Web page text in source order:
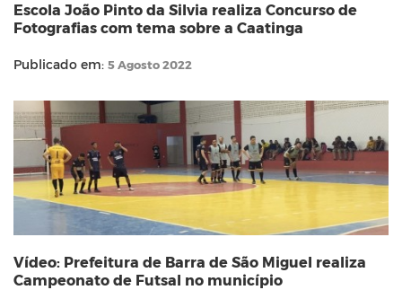
Escola João Pinto da Silvia realiza Concurso de
Fotografias com tema sobre a Caatinga
Publicado em: 5 Agosto 2022
Vídeo: Prefeitura de Barra de São Miguel realiza
Campeonato de Futsal no município